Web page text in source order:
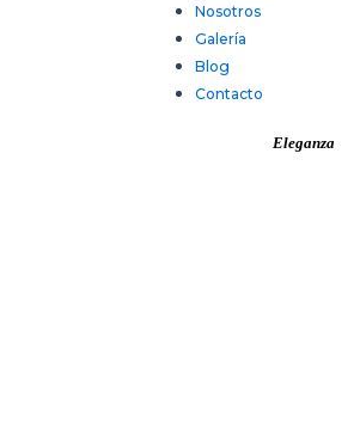
Nosotros
Galería
Blog
Contacto
Eleganza